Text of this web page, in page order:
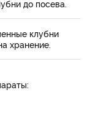
до посева.
клубни
хранение.